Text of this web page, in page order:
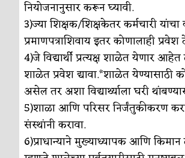
नियोजनानुसार करून घ्यावी.
3)ज्या शिक्षक/शिक्षकेतर कर्मचारी
प्रमाणपत्राशिवाय इतर कोणालाही
4)जे विद्यार्थी प्रत्यक्ष शाळेत येणार
शाळेत प्रवेश द्यावा.*शाळेत येण्यासाठी
असेल तर अशा विद्यार्थ्याला घरी
5)शाळा आणि परिसर निर्जंतुकीकरण
संस्थांनी करावा.
6)प्राधान्याने मुख्याध्यापक आणि